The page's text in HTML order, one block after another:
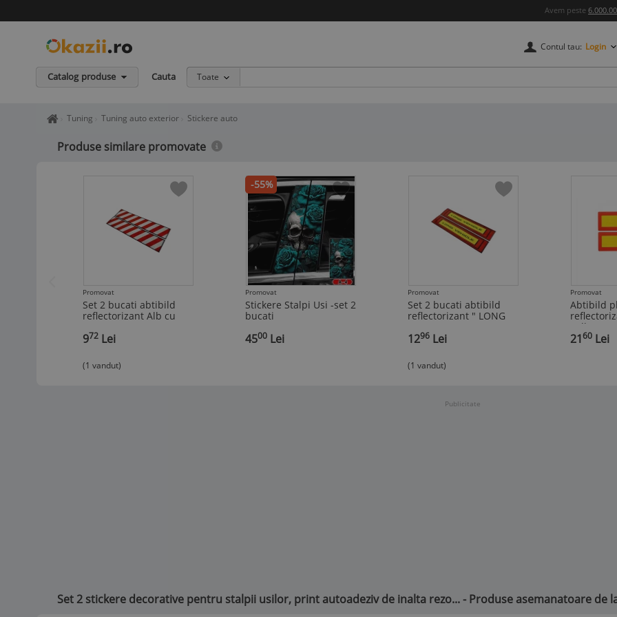
Avem peste
Contul tau: Login
Catalog produse Cauta Toate
Home page okazii.ro - Cumperi in siguranta de la vanzatori de incredere
Tuning Tuning auto exterior Stickere auto
Produse similare promovate
Promovat
Set 2 bucati abtibild
reflectorizant Alb cu
972 Lei
(1 vandut)
-55%
Promovat
Stickere Stalpi Usi -set 2
bucati
4500 Lei
Promovat
Set 2 bucati abtibild
reflectorizant " LONG
1296 Lei
(1 vandut)
Promovat
Abtibild
bucati
2160 Lei
Publicitate
Set 2 stickere decorative pentru stalpii usilor, print autoadeziv de inalta rezo... - Produse asemanatoare de